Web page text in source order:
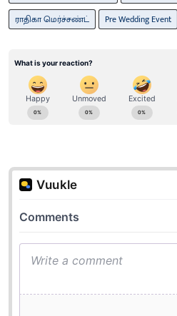
ராதிகா மெர்ச்சண்ட்
Pre Wedding Event